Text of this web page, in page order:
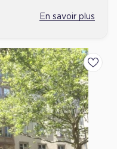
En savoir plus